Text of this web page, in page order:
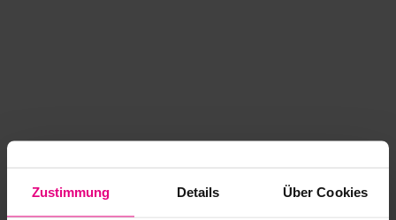
Zustimmung Details Über Cookies